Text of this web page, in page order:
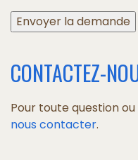
CONTACTEZ-
Pour toute question
nous contacter.